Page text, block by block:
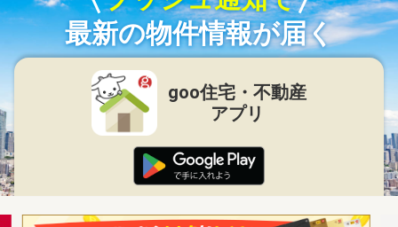
最新の物件情報が届く
goo住宅・不動産
アプリ